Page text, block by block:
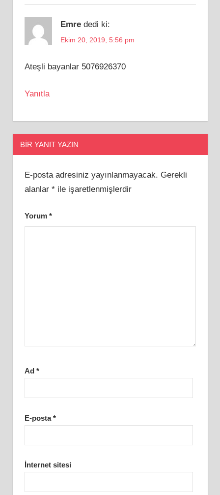
Emre dedi ki:
Ekim 20, 2019, 5:56 pm
Ateşli bayanlar 5076926370
Yanıtla
BIR YANIT YAZIN
E-posta adresiniz yayınlanmayacak. Gerekli
alanlar *ile işaretlenmişlerdir
Yorum *
Ad *
E-posta*
İnternet sitesi